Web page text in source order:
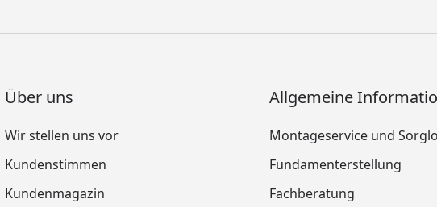
Über uns
Wir stellen uns vor
Kundenstimmen
Kundenmagazin
Allgemeine
Montageservice und
Fundamenterstellung
Fachberatung